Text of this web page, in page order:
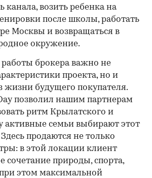
канала, возить ребенка на
после школы, работать
Москвы и возвращаться в
окружение.
брокера важно не
проекта, но и
жизни будущего покупателя.
позволил нашим партнерам
ритм Крылатского и
активные семьи выбирают этот
продаются не только
в этой локации клиент
сочетание природы, спорта,
этом максимальной